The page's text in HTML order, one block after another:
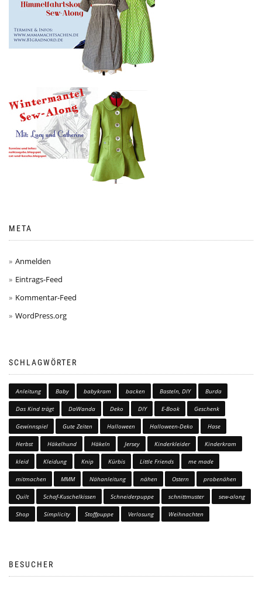
META
Anmelden
Eintrags-Feed
Kommentar-Feed
WordPress.org
SCHLAGWÖRTER
Anleitung Baby babykram backen Basteln, DIY Burda
Das Kind trägt DaWanda Deko DIY E-Book Geschenk
Gewinnspiel Gute Zeiten Halloween Halloween-Deko Hase
Herbst Häkelhund Häkeln Jersey Kinderkleider Kinderkram
kleid Kleidung Knip Kürbis Little Friends me made
mitmachen MMM Nähanleitung nähen Ostern probenähen
Quilt Schaf-Kuschelkissen Schneiderpuppe schnittmuster sew-along
Shop Simplicity Stoffpuppe Verlosung Weihnachten
BESUCHER